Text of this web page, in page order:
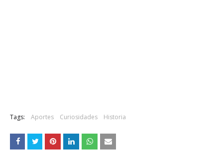
Tags: Aportes Curiosidades Historia